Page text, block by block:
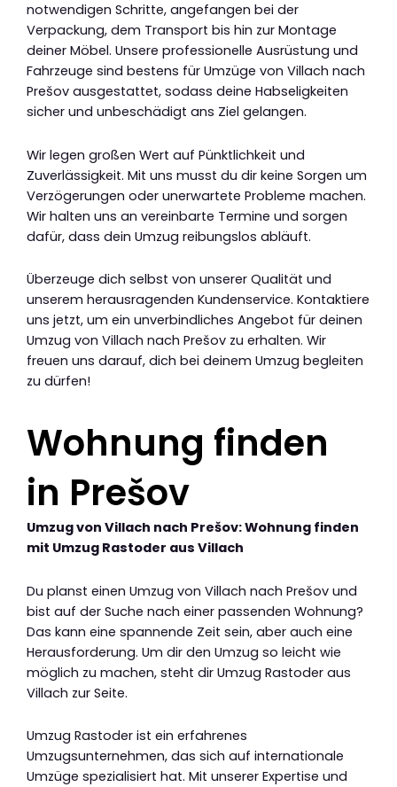
notwendigen Schritte, angefangen bei der
Verpackung, dem Transport bis hin zur Montage
deiner Möbel. Unsere professionelle Ausrüstung und
Fahrzeuge sind bestens für Umzüge von Villach nach
Prešov ausgestattet, sodass deine Habseligkeiten
sicher und unbeschädigt ans Ziel gelangen.
Wir legen großen Wert auf Pünktlichkeit und
Zuverlässigkeit. Mit uns musst du dir keine Sorgen um
Verzögerungen oder unerwartete Probleme machen.
Wir halten uns an vereinbarte Termine und sorgen
dafür, dass dein Umzug reibungslos abläuft.
Überzeuge dich selbst von unserer Qualität und
unserem herausragenden Kundenservice. Kontaktiere
uns jetzt, um ein unverbindliches Angebot für deinen
Umzug von Villach nach Prešov zu erhalten. Wir
freuen uns darauf, dich bei deinem Umzug begleiten
zu dürfen!
Wohnung finden
in Prešov
Umzug von Villach nach Prešov: Wohnung finden
mit Umzug Rastoder aus Villach
Du planst einen Umzug von Villach nach Prešov und
bist auf der Suche nach einer passenden Wohnung?
Das kann eine spannende Zeit sein, aber auch eine
Herausforderung. Um dir den Umzug so leicht wie
möglich zu machen, steht dir Umzug Rastoder aus
Villach zur Seite.
Umzug Rastoder ist ein erfahrenes
Umzugsunternehmen, das sich auf internationale
Umzüge spezialisiert hat. Mit unserer Expertise und